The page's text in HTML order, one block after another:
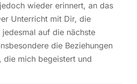
wieder erinnert, an das
Unterricht mit Dir, die
auf die nächste
die Beziehungen
die mich begeistert und